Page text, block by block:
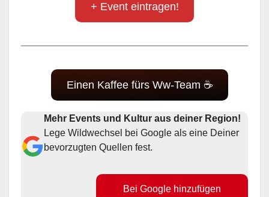
+ Event eintragen!
Einen Kaffee fürs Ww-Team ☕
Mehr Events und Kultur aus deiner Region!
Lege Wildwechsel bei Google als eine Deiner
bevorzugten Quellen fest.
Bei Google hinzufügen